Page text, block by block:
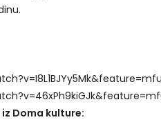
Doma kulture: